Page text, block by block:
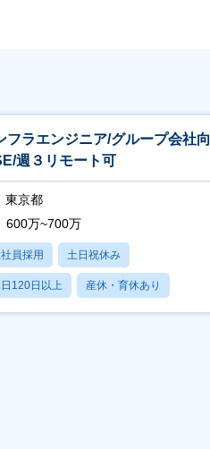
フラエンジニア/グループ会社向
週３リモート可
東京都
600万~700万
員採用 土日祝休み
120日以上 産休・育休あり
業20時間以内